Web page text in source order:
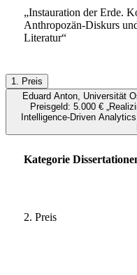
„Instauration der Erde.
Anthropozän-Diskurs
Literatur“
1. Preis
Eduard Anton, Universität
Preisgeld: 5.000 €
Intelligence-Driven
Kategorie
2. Preis